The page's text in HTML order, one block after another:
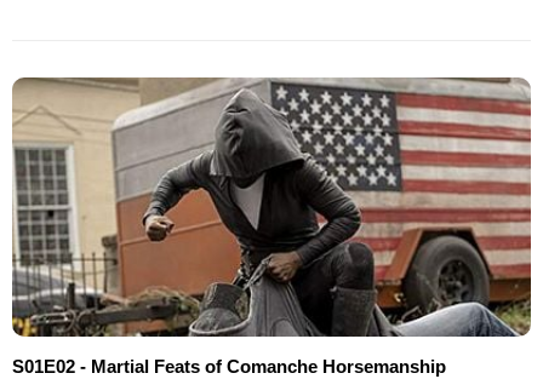
S01E02 - Martial Feats of Comanche Horsemanship